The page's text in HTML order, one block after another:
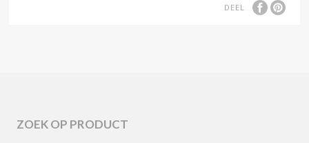
DEEL
ZOEK OP PRODUCT